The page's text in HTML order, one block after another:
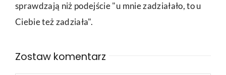
sprawdzają niż podejście "u mnie zadziałało, to u
Ciebie też zadziała".
Zostaw komentarz